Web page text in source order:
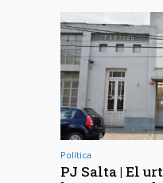
Política
PJ Salta | El